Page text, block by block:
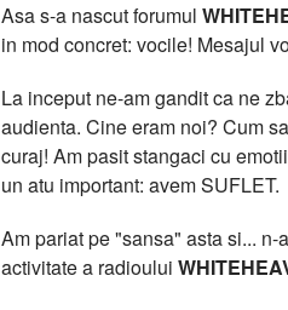
Asa s-a nascut forumul
in mod concret: vocile! Mesajul
La inceput ne-am gandit ca ne
audienta. Cine eram noi? Cum
curaj! Am pasit stangaci cu
un atu important: avem SUFLET.
Am pariat pe "sansa" asta si...
activitate a radioului